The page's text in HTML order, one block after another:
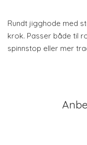
Rundt jigghode med
krok. Passer både til
spinnstop eller mer